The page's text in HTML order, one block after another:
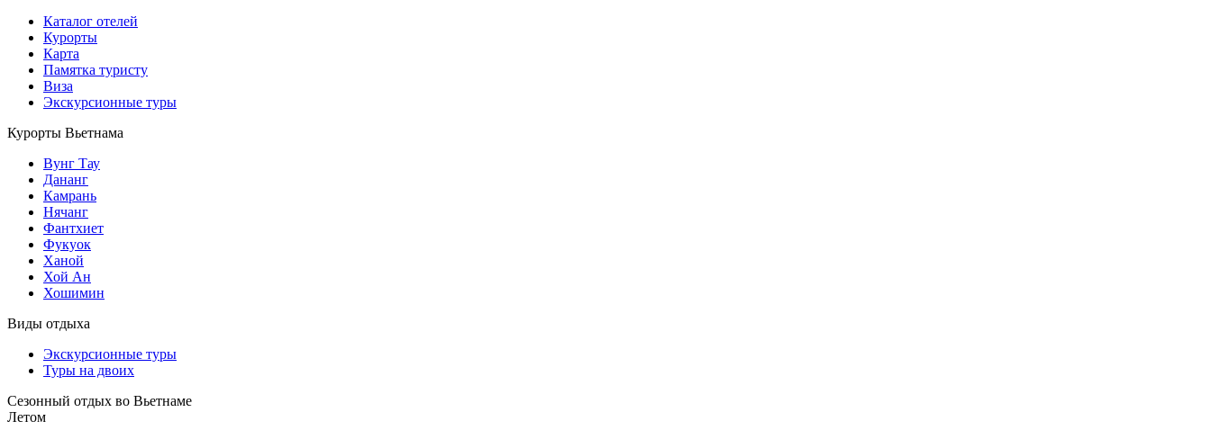
Каталог отелей
Курорты
Карта
Памятка туристу
Виза
Экскурсионные туры
Курорты Вьетнама
Вунг Тау
Дананг
Камрань
Нячанг
Фантхиет
Фукуок
Ханой
Хой Ан
Хошимин
Виды отдыха
Экскурсионные туры
Туры на двоих
Сезонный отдых во Вьетнаме
Летом